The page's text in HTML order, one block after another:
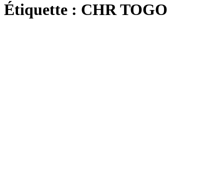
Étiquette : CHR TOGO